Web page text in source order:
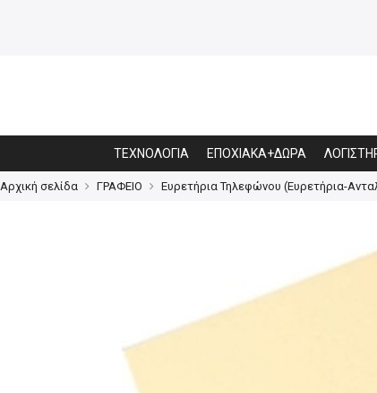
ΤΕΧΝΟΛΟΓΙΑ ΕΠΟΧΙΑΚΑ+ΔΩΡΑ
Αρχική σελίδα ΓΡΑΦΕΙΟ Ευρετήρια Τηλεφώνου (Ευρετήρια-